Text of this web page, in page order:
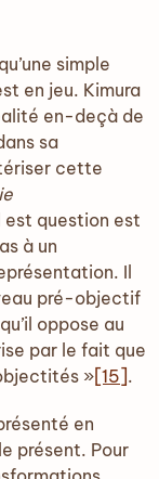
simple
en jeu. Kimura
en-deçà de
sa
cette
est question est
à un
Il
pré-objectif
oppose au
par le fait que
»[15].
en
présent. Pour